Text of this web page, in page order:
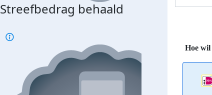
Streefbedrag behaald